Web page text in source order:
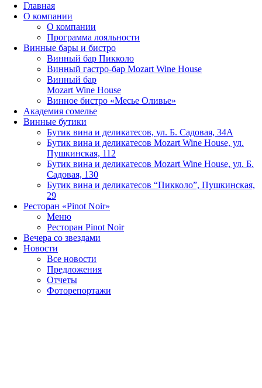
Главная
О компании
О компании
Программа лояльности
Винные бары и бистро
Винный бар Пикколо
Винный гастро-бар Mozart Wine House
Винный бар
Mozart Wine House
Винное бистро «Месье Оливье»
Академия сомелье
Винные бутики
Бутик вина и деликатесов, ул. Б. Садовая, 34А
Бутик вина и деликатесов Mozart Wine House, ул.
Пушкинская, 112
Бутик вина и деликатесов Mozart Wine House, ул. Б.
Садовая, 130
Бутик вина и деликатесов “Пикколо”, Пушкинская,
29
Ресторан «Pinot Noir»
Меню
Ресторан Pinot Noir
Вечера со звездами
Новости
Все новости
Предложения
Отчеты
Фоторепортажи